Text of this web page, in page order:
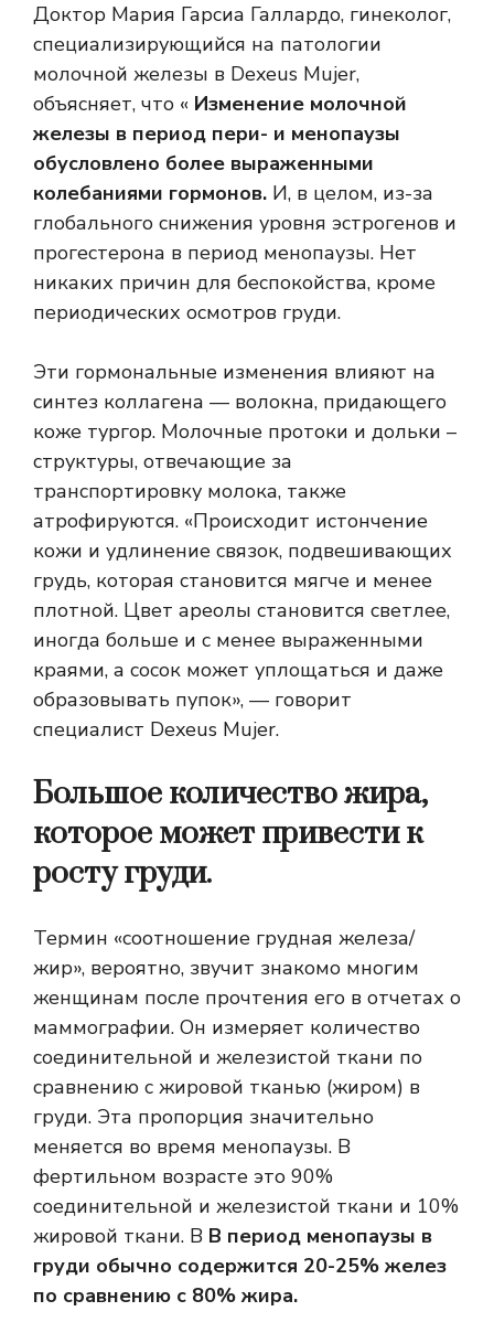
Доктор Мария Гарсиа Галлардо, гинеколог,
специализирующийся на патологии
молочной железы в Dexeus Mujer,
объясняет, что « Изменение молочной
железы в период пери- и менопаузы
обусловлено более выраженными
колебаниями гормонов. И, в целом, из-за
глобального снижения уровня эстрогенов и
прогестерона в период менопаузы. Нет
никаких причин для беспокойства, кроме
периодических осмотров груди.
Эти гормональные изменения влияют на
синтез коллагена — волокна, придающего
коже тургор. Молочные протоки и дольки –
структуры, отвечающие за
транспортировку молока, также
атрофируются. «Происходит истончение
кожи и удлинение связок, подвешивающих
грудь, которая становится мягче и менее
плотной. Цвет ареолы становится светлее,
иногда больше и с менее выраженными
краями, а сосок может уплощаться и даже
образовывать пупок», — говорит
специалист Dexeus Mujer.
Большое количество жира,
которое может привести к
росту груди.
Термин «соотношение грудная железа/
жир», вероятно, звучит знакомо многим
женщинам после прочтения его в отчетах о
маммографии. Он измеряет количество
соединительной и железистой ткани по
сравнению с жировой тканью (жиром) в
груди. Эта пропорция значительно
меняется во время менопаузы. В
фертильном возрасте это 90%
соединительной и железистой ткани и 10%
жировой ткани. В В период менопаузы в
груди обычно содержится 20-25% желез
по сравнению с 80% жира.